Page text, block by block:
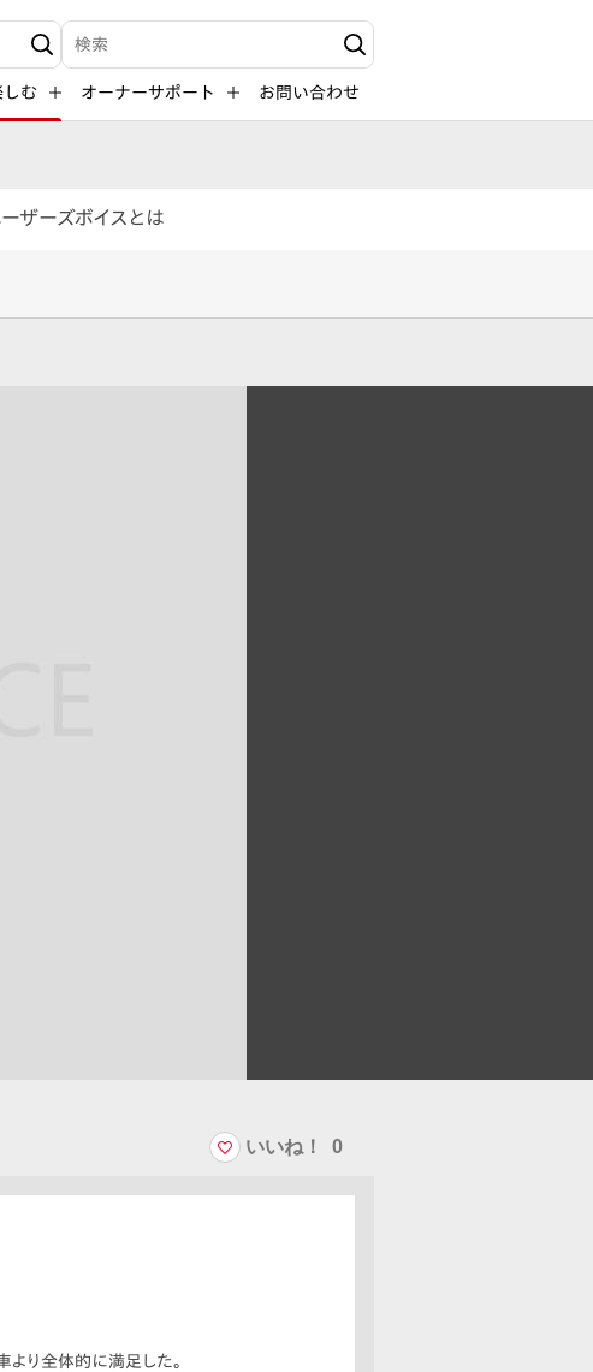
検索キーワード入力
しむ オーナーサポート お問い合わせ
ザーズボイスとは
いいね！ 0
り全体的に満足した。